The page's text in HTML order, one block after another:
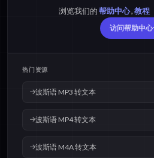
浏览我们的帮助中心,教程
访问帮助中心
热门资源
波斯语 MP3 转文本
波斯语 MP4 转文本
波斯语 M4A 转文本